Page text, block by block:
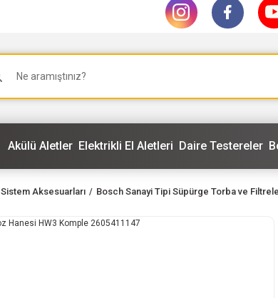
Akülü Aletler Elektrikli El Aletleri Daire Testereler
Sistem Aksesuarları Bosch Sanayi Tipi Süpürge Torba ve